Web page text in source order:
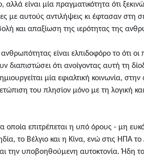
είναι μία πραγματικότητα ότι
με αυτούς αντιλήψεις κι έφτασαν
και απαξίωση της ιερότητας της
είναι ελπιδοφόρο το ότι οι
διαπιστώσει ότι ανοίγοντας αυτή τη
μία εφιαλτική κοινωνία,
του πλησίον μόνο με τη λογική
οποία επιτρέπεται η υπό όρους - μη
το Βέλγιο και η Κίνα, ενώ στις ΗΠΑ
την υποβοηθούμενη αυτοκτονία. Ήδη